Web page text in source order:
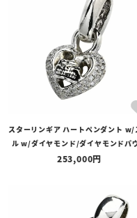
スターリンギア ハートペンダント w/
ル w/ダイヤモンド/ダイヤモンドパ
253,000